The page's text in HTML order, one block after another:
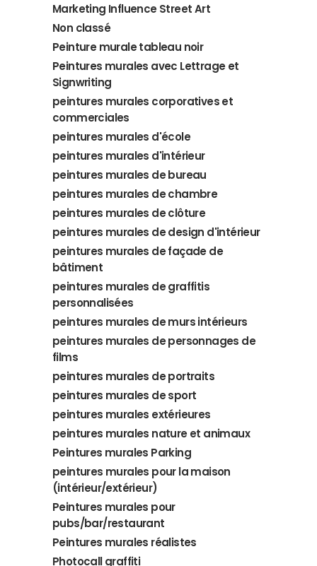
Marketing Influence Street Art
Non classé
Peinture murale tableau noir
Peintures murales avec Lettrage et
Signwriting
peintures murales corporatives et
commerciales
peintures murales d'école
peintures murales d'intérieur
peintures murales de bureau
peintures murales de chambre
peintures murales de clôture
peintures murales de design d'intérieur
peintures murales de façade de
bâtiment
peintures murales de graffitis
personnalisées
peintures murales de murs intérieurs
peintures murales de personnages de
films
peintures murales de portraits
peintures murales de sport
peintures murales extérieures
peintures murales nature et animaux
Peintures murales Parking
peintures murales pour la maison
(intérieur/extérieur)
Peintures murales pour
pubs/bar/restaurant
Peintures murales réalistes
Photocall graffiti